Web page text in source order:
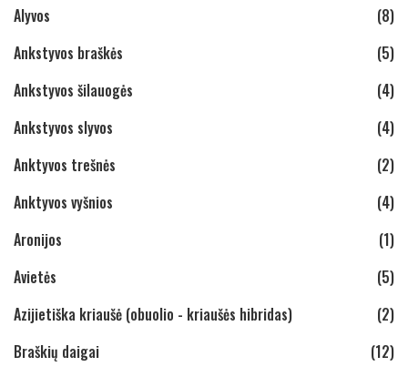
Alyvos
(8)
Ankstyvos braškės
(5)
Ankstyvos šilauogės
(4)
Ankstyvos slyvos
(4)
Anktyvos trešnės
(2)
Anktyvos vyšnios
(4)
Aronijos
(1)
Avietės
(5)
Azijietiška kriaušė (obuolio - kriaušės hibridas)
(2)
Braškių daigai
(12)